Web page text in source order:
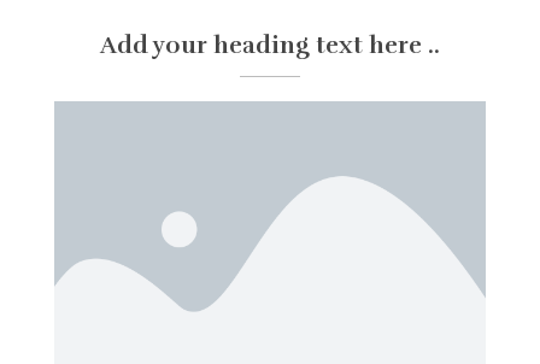
Add your heading text here ..